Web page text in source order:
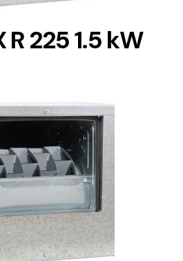
R 225 1.5 kW
DETAILS